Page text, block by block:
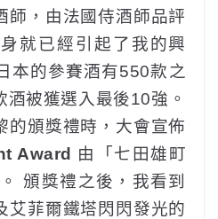
師，由法國侍酒師品評
就已經引起了我的興
本的參賽酒有550款之
被獲選入最後10強。
的頒獎禮時，大會宣佈
Award 由「七田雄町
頒獎禮之後，我看到
艾菲爾鐵塔閃閃發光的